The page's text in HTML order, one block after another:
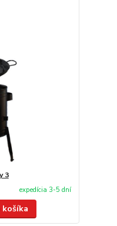
3
expedícia 3-5 dní